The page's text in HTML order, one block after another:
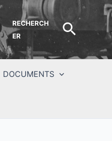
RECHERCH
ER
DOCUMENTS